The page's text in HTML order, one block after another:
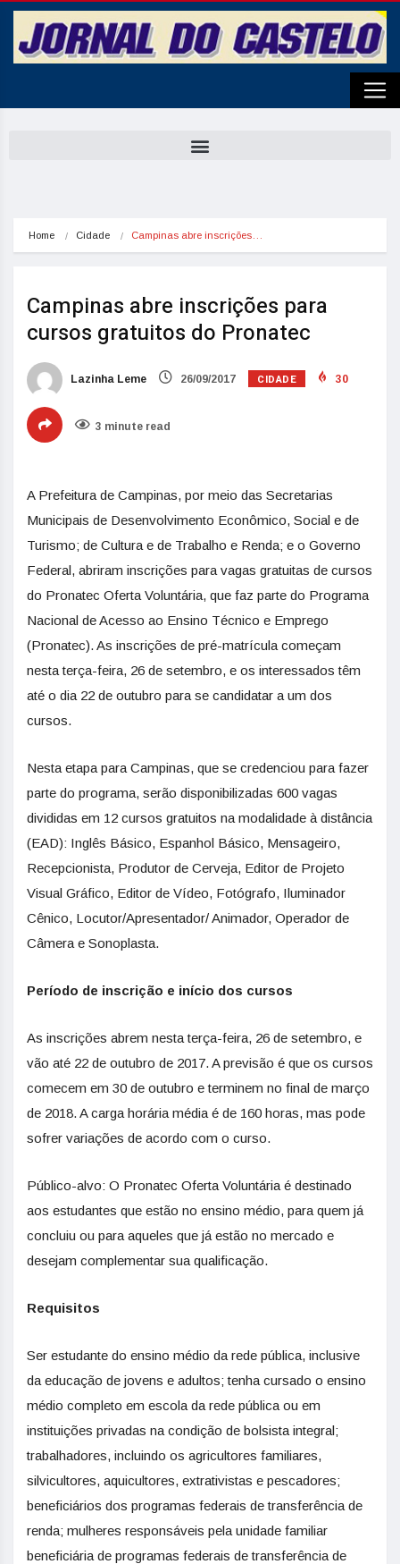
Home Cidade Campinas abre inscrições…
Campinas abre inscrições para
cursos gratuitos do Pronatec
Lazinha Leme 26/09/2017 CIDADE 30
3 minute read
A Prefeitura de Campinas, por meio das Secretarias
Municipais de Desenvolvimento Econômico, Social e de
Turismo; de Cultura e de Trabalho e Renda; e o Governo
Federal, abriram inscrições para vagas gratuitas de cursos
do Pronatec Oferta Voluntária, que faz parte do Programa
Nacional de Acesso ao Ensino Técnico e Emprego
(Pronatec). As inscrições de pré-matrícula começam
nesta terça-feira, 26 de setembro, e os interessados têm
até o dia 22 de outubro para se candidatar a um dos
cursos.
Nesta etapa para Campinas, que se credenciou para fazer
parte do programa, serão disponibilizadas 600 vagas
divididas em 12 cursos gratuitos na modalidade à distância
(EAD): Inglês Básico, Espanhol Básico, Mensageiro,
Recepcionista, Produtor de Cerveja, Editor de Projeto
Visual Gráfico, Editor de Vídeo, Fotógrafo, Iluminador
Cênico, Locutor/Apresentador/ Animador, Operador de
Câmera e Sonoplasta.
Período de inscrição e início dos cursos
As inscrições abrem nesta terça-feira, 26 de setembro, e
vão até 22 de outubro de 2017. A previsão é que os cursos
comecem em 30 de outubro e terminem no final de março
de 2018. A carga horária média é de 160 horas, mas pode
sofrer variações de acordo com o curso.
Público-alvo: O Pronatec Oferta Voluntária é destinado
aos estudantes que estão no ensino médio, para quem já
concluiu ou para aqueles que já estão no mercado e
desejam complementar sua qualificação.
Requisitos
Ser estudante do ensino médio da rede pública, inclusive
da educação de jovens e adultos; tenha cursado o ensino
médio completo em escola da rede pública ou em
instituições privadas na condição de bolsista integral;
trabalhadores, incluindo os agricultores familiares,
silvicultores, aquicultores, extrativistas e pescadores;
beneficiários dos programas federais de transferência de
renda; mulheres responsáveis pela unidade familiar
beneficiária de programas federais de transferência de